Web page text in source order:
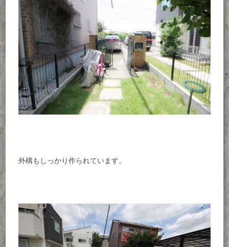
外構もしっかり作られています。